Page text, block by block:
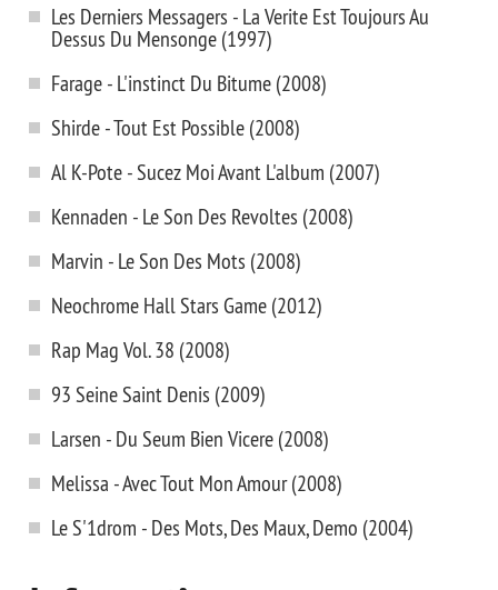
Les Derniers Messagers - La Verite Est Toujours Au
Dessus Du Mensonge (1997)
Farage - L'instinct Du Bitume (2008)
Shirde - Tout Est Possible (2008)
Al K-Pote - Sucez Moi Avant L'album (2007)
Kennaden - Le Son Des Revoltes (2008)
Marvin - Le Son Des Mots (2008)
Neochrome Hall Stars Game (2012)
Rap Mag Vol. 38 (2008)
93 Seine Saint Denis (2009)
Larsen - Du Seum Bien Vicere (2008)
Melissa - Avec Tout Mon Amour (2008)
Le S'1drom - Des Mots, Des Maux, Demo (2004)